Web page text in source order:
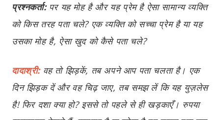
प्रश्नकर्ता:पर यह मोह है और यह प्रेम है ऐसा सामान्य व्यक्ति
को किस तरह पता चले? एक व्यक्ति को सच्चा प्रेम है या यह
उसका मोह है, ऐसा खुद को कैसे पता चले?
दादाश्री:वह तो झिड़कें, तब अपने आप पता चलता है। एक
दिन झिड़क दें और वह चिढ़ जाए, तब समझ लें कि यह युज़लेस
है! फिर दशा क्या हो? इससे तो पहले से ही खड़काएँ। रुपया